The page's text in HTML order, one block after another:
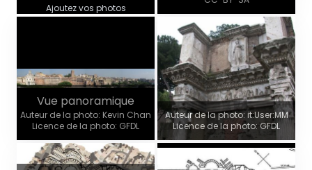
Ajoutez vos photos
Vue panoramique
Auteur de la photo: Kevin Chan
Licence de la photo: GFDL
Auteur de la photo: it:User:MM
Licence de la photo: GFDL